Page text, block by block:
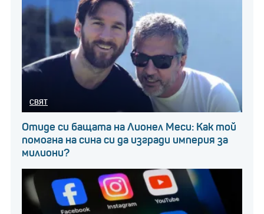
СВЯТ
Отиде си бащата на Лионел Меси: Как той
помогна на сина си да изгради империя за
милиони?